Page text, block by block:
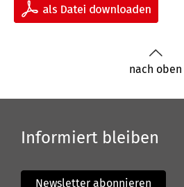
nach oben
Informiert bleiben
Newsletter abonnieren